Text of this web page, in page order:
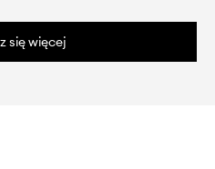
się więcej